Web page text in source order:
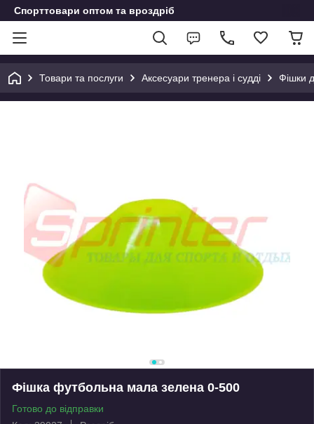
Спорттовари оптом та вроздріб
Товари та послуги Аксесуари тренера і судді Фішки
Фішка футбольна мала зелена 0-500
Готово до відправки